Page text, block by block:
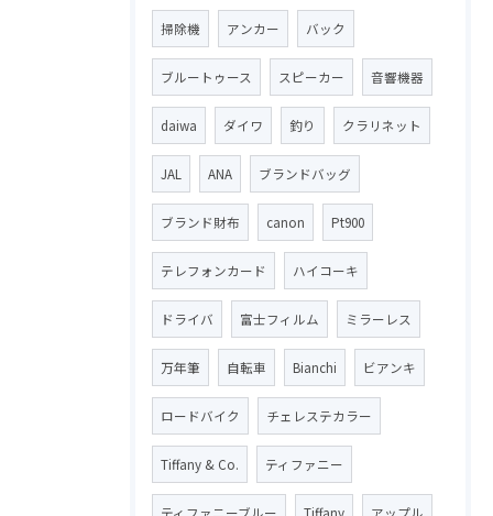
掃除機 アンカー バック
ブルートゥース スピーカー 音響機器
daiwa ダイワ 釣り クラリネット
JAL ANA ブランドバッグ
ブランド財布 canon Pt900
テレフォンカード ハイコーキ
ドライバ 富士フィルム ミラーレス
万年筆 自転車 Bianchi ビアンキ
ロードバイク チェレステカラー
Tiffany & Co. ティファニー